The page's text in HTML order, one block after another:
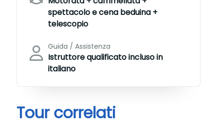
spettacolo e cena beduina +
telescopio
Guida / Assistenza
Istruttore qualificato incluso in
italiano
Tour correlati